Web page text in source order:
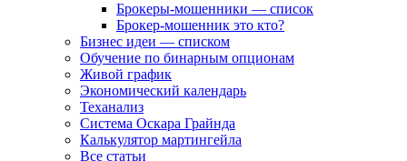
Брокеры-мошенники — список
Брокер-мошенник это кто?
Бизнес идеи — списком
Обучение по бинарным опционам
Живой график
Экономический календарь
Теханализ
Система Оскара Грайнда
Калькулятор мартингейла
Все статьи